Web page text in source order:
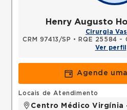
Henry Augusto
Cirurgia
CRM 97413/SP • RQE 25584 -
Ver perfil
Agende
Locais de Atendimento
Centro Médico Virgínia